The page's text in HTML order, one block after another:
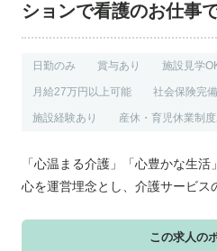
お知
お問い
お電話でのお問い合わせ
ションで看護のお仕事
日勤のみ 賞与あり 施設見学
月給27万円以上可能 社会保険完備
施設経験あり 産休・育児休業制度
「心温まる介護」「心豊かな生
心を運営埋念とし、介護サービ
この求人の